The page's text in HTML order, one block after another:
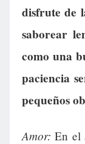
disfrute de
saborear
como una
paciencia
pequeños
Amor: En el